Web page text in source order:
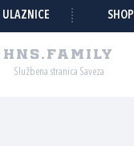
ULAZNICE SHOP
HNS.FAMILY
Službena stranica Saveza